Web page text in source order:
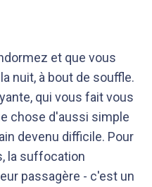
et que vous
nuit, à bout de souffle.
qui vous fait vous
chose d'aussi simple
devenu difficile. Pour
la suffocation
passagère - c'est un